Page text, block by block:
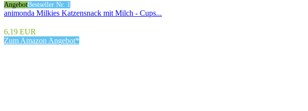
AngebotBestseller Nr. 1
animonda Milkies Katzensnack mit Milch - Cups...
6,19 EUR
Zum Amazon Angebot*